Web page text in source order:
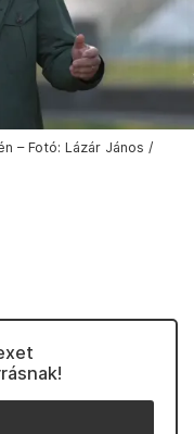
– Fotó: Lázár János /